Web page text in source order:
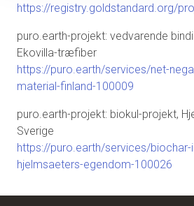
https://registry.goldstandard.org/
puro.earth-projekt: vedvarende
Ekovilla-træfiber
https://puro.earth/services/net-
material-finland-100009
puro.earth-projekt: biokul-projekt,
Sverige
https://puro.earth/services/biochar-
hjelmsaeters-egendom-100026